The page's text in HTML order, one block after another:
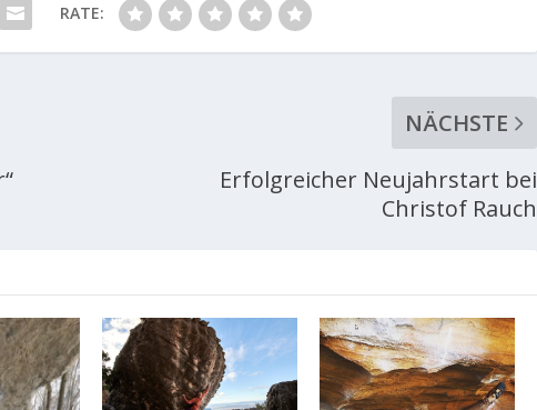
RATE:
NÄCHSTE
Erfolgreicher Neujahrstart bei
Christof Rauch